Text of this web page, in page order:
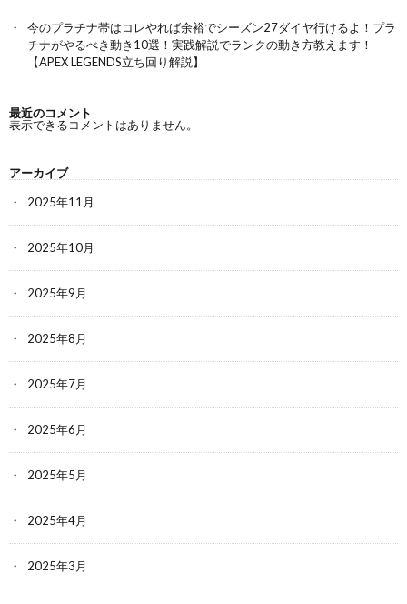
今のプラチナ帯はコレやれば余裕でシーズン27ダイヤ行けるよ！プラ
チナがやるべき動き10選！実践解説でランクの動き方教えます！
【APEX LEGENDS立ち回り解説】
最近のコメント
表示できるコメントはありません。
アーカイブ
2025年11月
2025年10月
2025年9月
2025年8月
2025年7月
2025年6月
2025年5月
2025年4月
2025年3月